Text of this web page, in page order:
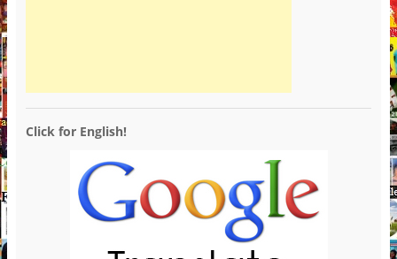
Click for English!